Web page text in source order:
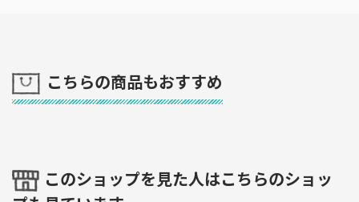
こちらの商品もおすすめ
このショップを見た人はこちらのショッ